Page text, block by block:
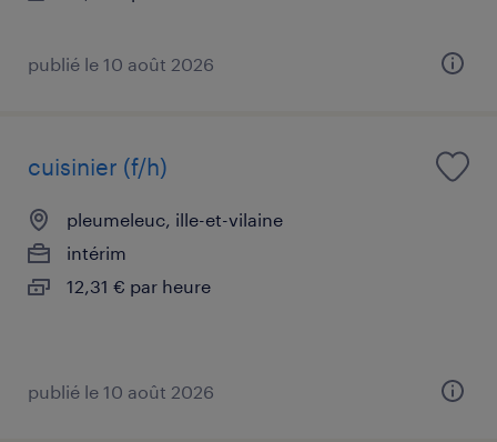
publié le 10 août 2026
cuisinier (f/h)
pleumeleuc, ille-et-vilaine
intérim
12,31 € par heure
publié le 10 août 2026